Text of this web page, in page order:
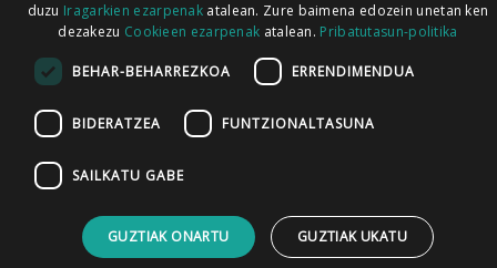
duzu Iragarkien ezarpenak atalean. Zure baimena edozein unetan ken
dezakezu Cookieen ezarpenak atalean. Pribatutasun-politika
BEHAR-BEHARREZKOA ERRENDIMENDUA
BIDERATZEA FUNTZIONALTASUNA
SAILKATU GABE
GUZTIAK ONARTU GUZTIAK UKATU